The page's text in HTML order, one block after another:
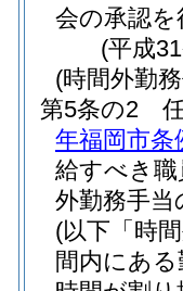
会の承認
(平成
(時間外勤
第5条の2
年福岡市条
給すべき
外勤務手
(以下「時
間内にあ